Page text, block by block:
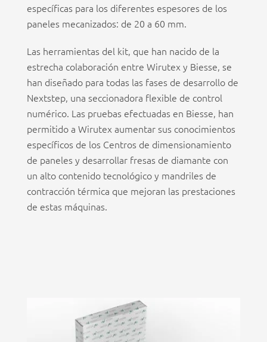
específicas para los diferentes espesores de los
paneles mecanizados: de 20 a 60 mm.
Las herramientas del kit, que han nacido de la
estrecha colaboración entre Wirutex y Biesse, se
han diseñado para todas las fases de desarrollo de
Nextstep, una seccionadora flexible de control
numérico. Las pruebas efectuadas en Biesse, han
permitido a Wirutex aumentar sus conocimientos
específicos de los Centros de dimensionamiento
de paneles y desarrollar fresas de diamante con
un alto contenido tecnológico y mandriles de
contracción térmica que mejoran las prestaciones
de estas máquinas.